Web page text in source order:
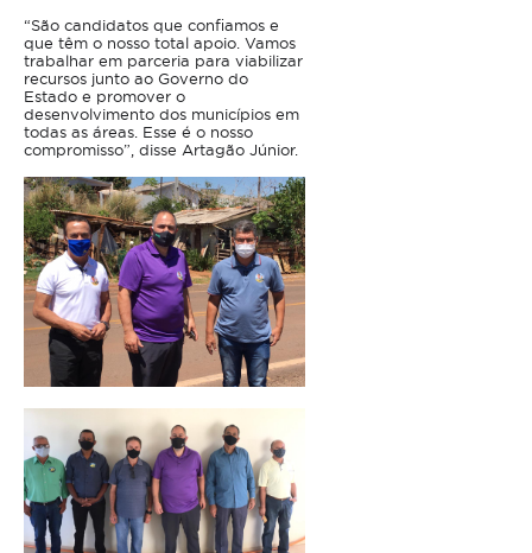
“São candidatos que confiamos e
que têm o nosso total apoio. Vamos
trabalhar em parceria para viabilizar
recursos junto ao Governo do
Estado e promover o
desenvolvimento dos municípios em
todas as áreas. Esse é o nosso
compromisso”, disse Artagão Júnior.